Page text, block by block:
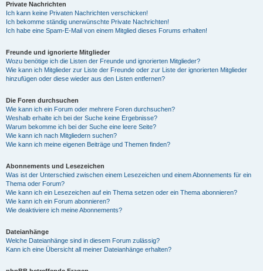
Private Nachrichten
Ich kann keine Privaten Nachrichten verschicken!
Ich bekomme ständig unerwünschte Private Nachrichten!
Ich habe eine Spam-E-Mail von einem Mitglied dieses Forums erhalten!
Freunde und ignorierte Mitglieder
Wozu benötige ich die Listen der Freunde und ignorierten Mitglieder?
Wie kann ich Mitglieder zur Liste der Freunde oder zur Liste der ignorierten Mitglieder
hinzufügen oder diese wieder aus den Listen entfernen?
Die Foren durchsuchen
Wie kann ich ein Forum oder mehrere Foren durchsuchen?
Weshalb erhalte ich bei der Suche keine Ergebnisse?
Warum bekomme ich bei der Suche eine leere Seite?
Wie kann ich nach Mitgliedern suchen?
Wie kann ich meine eigenen Beiträge und Themen finden?
Abonnements und Lesezeichen
Was ist der Unterschied zwischen einem Lesezeichen und einem Abonnements für ein
Thema oder Forum?
Wie kann ich ein Lesezeichen auf ein Thema setzen oder ein Thema abonnieren?
Wie kann ich ein Forum abonnieren?
Wie deaktiviere ich meine Abonnements?
Dateianhänge
Welche Dateianhänge sind in diesem Forum zulässig?
Kann ich eine Übersicht all meiner Dateianhänge erhalten?